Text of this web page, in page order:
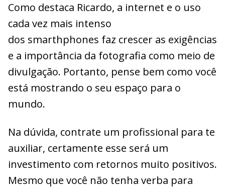
Como destaca Ricardo, a internet e o uso
cada vez mais intenso
dos smarthphones faz crescer as exigências
e a importância da fotografia como meio de
divulgação. Portanto, pense bem como você
está mostrando o seu espaço para o
mundo.
Na dúvida, contrate um profissional para te
auxiliar, certamente esse será um
investimento com retornos muito positivos.
Mesmo que você não tenha verba para